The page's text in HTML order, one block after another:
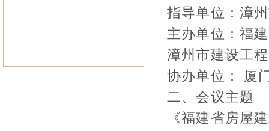
指导单位：漳
主办单位：福
漳州市建设工
协办单位： 厦
二、会议主题
《福建省房屋